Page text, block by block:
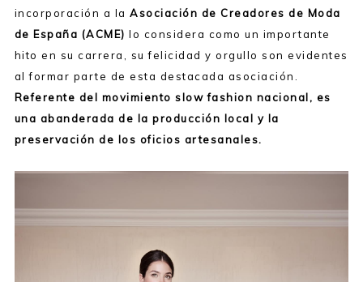
incorporación a laAsociación de Creadores de Moda
de España (ACME)lo considera como un importante
hito en su carrera, su felicidad y orgullo son evidentes
al formar parte de esta destacada asociación.
Referente del movimiento slow fashion nacional, es
una abanderada de laproducción local y la
preservación de los oficios artesanales.